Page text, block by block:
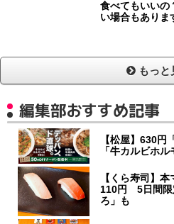
食べてもいい
い場合もありま
もっと
編集部おすすめ記事
【松屋】630
「牛カルビホ
【くら寿司】
110円 5日間限
ろ」も